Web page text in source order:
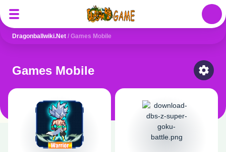
Dragonballwiki.net / Games Mobile
Games Mobile
Select